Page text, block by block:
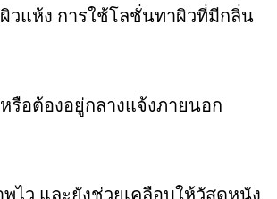
วแห้ง การใช้โลชั่นทาผิวที่มีกลิ่น
รือต้องอยู่กลางแจ้งภายนอก